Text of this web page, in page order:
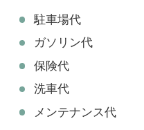
駐車場代
ガソリン代
保険代
洗車代
メンテナンス代